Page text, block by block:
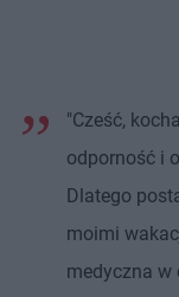
"Cześć,
odporność i
Dlatego
moimi
medyczna w